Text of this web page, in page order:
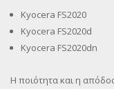
Kyocera FS2020
Kyocera FS2020d
Kyocera FS2020dn
Η ποιότητα και η